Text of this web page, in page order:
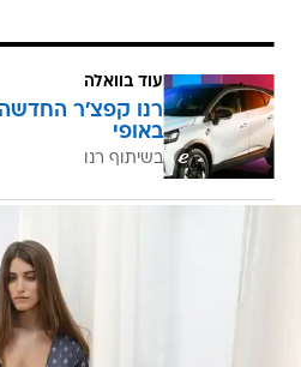
עוד בוואלה
רנו קפצ'ר
באופי
בשיתוף רנו